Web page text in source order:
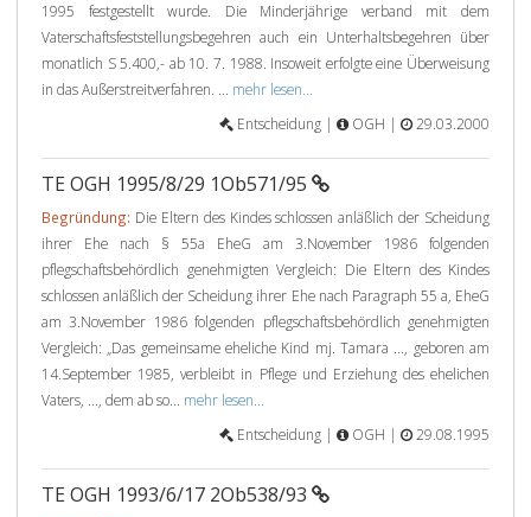
1995 festgestellt wurde. Die Minderjährige verband mit dem
Vaterschaftsfeststellungsbegehren auch ein Unterhaltsbegehren über
monatlich S 5.400,- ab 10. 7. 1988. Insoweit erfolgte eine Überweisung
in das Außerstreitverfahren. ... mehr lesen...
Entscheidung |
OGH | 29.03.2000
TE OGH 1995/8/29 1Ob571/95
Begründung: Die Eltern des Kindes schlossen anläßlich der Scheidung
ihrer Ehe nach § 55a EheG am 3.November 1986 folgenden
pflegschaftsbehördlich genehmigten Vergleich: Die Eltern des Kindes
schlossen anläßlich der Scheidung ihrer Ehe nach Paragraph 55 a, EheG
am 3.November 1986 folgenden pflegschaftsbehördlich genehmigten
Vergleich: „Das gemeinsame eheliche Kind mj. Tamara ..., geboren am
14.September 1985, verbleibt in Pflege und Erziehung des ehelichen
Vaters, ..., dem ab so... mehr lesen...
Entscheidung |
OGH | 29.08.1995
TE OGH 1993/6/17 2Ob538/93